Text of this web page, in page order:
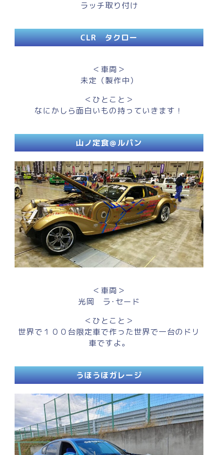
ラッチ取り付け
CLR タクロー
＜車両＞
未定（製作中）
＜ひとこと＞
なにかしら面白いもの持っていきます！
山ノ定食＠ルパン
＜車両＞
光岡 ラ･セード
＜ひとこと＞
世界で１００台限定車で作った世界で一台のドリ
車ですよ。
うほうほガレージ